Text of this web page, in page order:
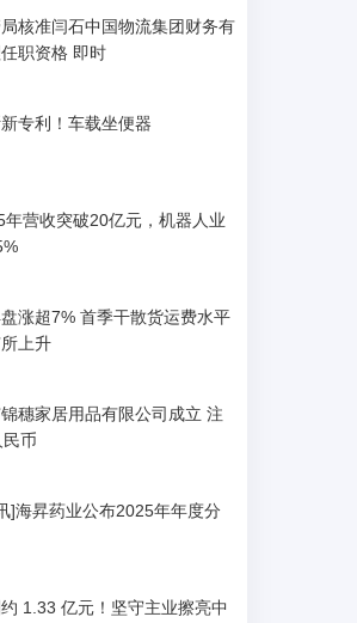
核准闫石中国物流集团财务有
职资格 即时
专利！车载坐便器
营收突破20亿元，机器人业
涨超7% 首季干散货运费水平
上升
穗家居用品有限公司成立 注
币
]海昇药业公布2025年年度分
1.33 亿元！坚守主业擦亮中